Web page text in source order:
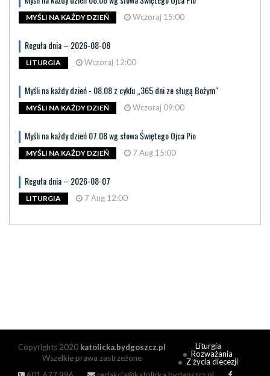
MYŚLI NA KAŻDY DZIEŃ Wczoraj 15:00
Reguła dnia – 2026-08-08
LITURGIA Wczoraj 12:00
Myśli na każdy dzień - 08.08 z cyklu „365 dni ze sługą Bożym"
MYŚLI NA KAŻDY DZIEŃ Wczoraj 09:00
Myśli na każdy dzień 07.08 wg słowa Świętego Ojca Pio
MYŚLI NA KAŻDY DZIEŃ 7 Aug 15:00
Reguła dnia – 2026-08-07
LITURGIA 7 Aug 12:00
Copyrights 2020 katolicka.bydgoszcz.pl
Wszelkie prawa zastrzeżone
Liturgia
Rozważania
Z życia diecezji